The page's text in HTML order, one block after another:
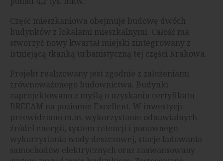
Część mieszkaniowa obejmuje budowę dwóch
budynków z lokalami mieszkalnymi. Całość ma
stworzyć nowy kwartał miejski zintegrowany z
istniejącą tkanką urbanistyczną tej części Krakowa.
Projekt realizowany jest zgodnie z założeniami
zrównoważonego budownictwa. Budynki
zaprojektowano z myślą o uzyskaniu certyfikatu
BREEAM na poziomie Excellent. W inwestycji
przewidziano m.in. wykorzystanie odnawialnych
źródeł energii, system retencji i ponownego
wykorzystania wody deszczowej, stacje ładowania
samochodów elektrycznych oraz zaawansowany